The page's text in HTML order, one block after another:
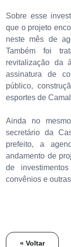
Sobre esse
que o projeto
neste mês de
Também foi
revitalização da
assinatura de
público,
esportes de
Ainda no
secretário da
prefeito, a
andamento de
de
convênios e
« Voltar